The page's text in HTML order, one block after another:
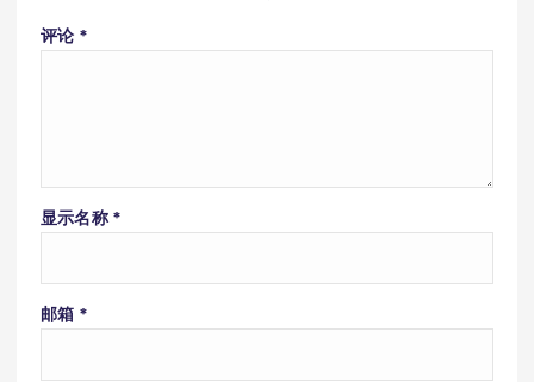
评论 *
显示名称 *
邮箱 *